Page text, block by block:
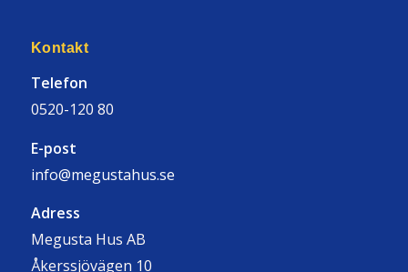
Kontakt
Telefon
0520-120 80
E-post
info@megustahus.se
Adress
Megusta Hus AB
Åkerssjövägen 10